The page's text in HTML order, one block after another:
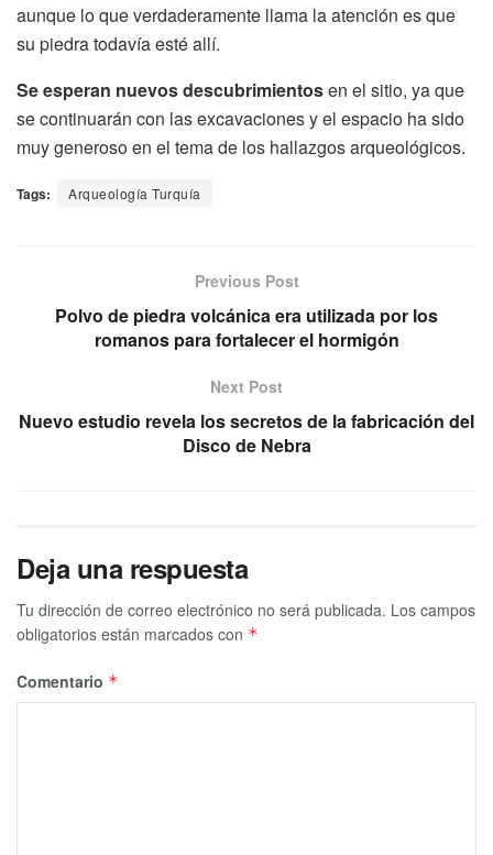
aunque lo que verdaderamente llama la atención es que
su piedra todavía esté allí.
Se esperan nuevos descubrimientosen el sitio, ya que
se continuarán con las excavaciones y el espacio ha sido
muy generoso en el tema de los hallazgos arqueológicos.
Tags: Arqueología Turquía
Previous Post
Polvo de piedra volcánica era utilizada por los
romanos para fortalecer el hormigón
Next Post
Nuevo estudio revela los secretos de la fabricación del
Disco de Nebra
Deja una respuesta
Tu dirección de correo electrónico no será publicada. Los campos
obligatorios están marcados con *
Comentario *